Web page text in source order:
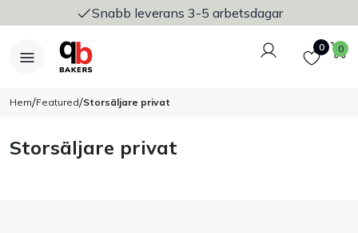
Snabb leverans 3-5 arbetsdagar
Logga in
Favoriter
0 0
Nyheter
Hem/Featured/Storsäljare privat
Storsäljare privat